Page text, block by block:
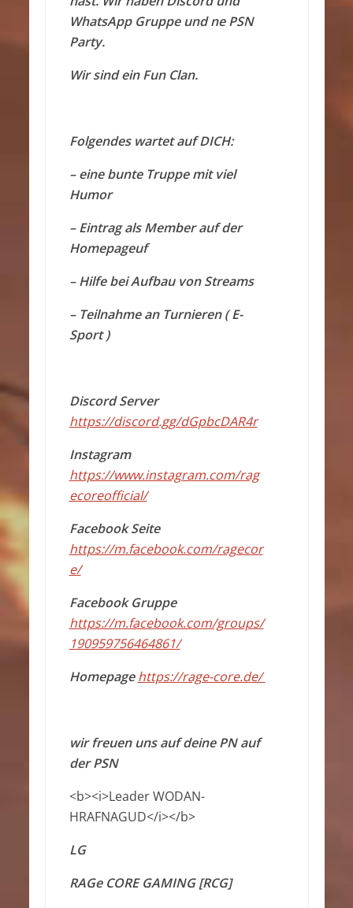
WhatsApp Gruppe und ne PSN
Party.
Wir sind ein Fun Clan.
Folgendes wartet auf DICH:
– eine bunte Truppe mit viel
Humor
– Eintrag als Member auf der
Homepageuf
– Hilfe bei Aufbau von Streams
– Teilnahme an Turnieren ( E-
Sport )
Discord Server
https://discord.gg/dGpbcDAR4r
Instagram
https://www.instagram.com/rag
ecoreofficial/
Facebook Seite
https://m.facebook.com/ragecor
e/
Facebook Gruppe
https://m.facebook.com/groups/
190959756464861/
Homepagehttps://rage-core.de/
wir freuen uns auf deine PN auf
der PSN
<b><i>Leader WODAN-
HRAFNAGUD</i></b>
LG
RAGe CORE GAMING [RCG]